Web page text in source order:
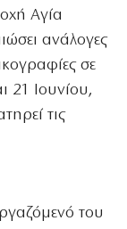
Αγία
ανάλογες
σε
21 Ιουνίου,
τις
του